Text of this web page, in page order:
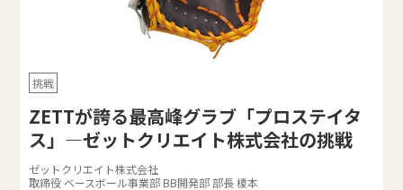
挑戦
ZETTが誇る最高峰グラブ「プロステイタ
ス」—ゼットクリエイト株式会社の挑戦
ゼットクリエイト株式会社
取締役 ベースボール事業部 BB開発部 部長 榎本